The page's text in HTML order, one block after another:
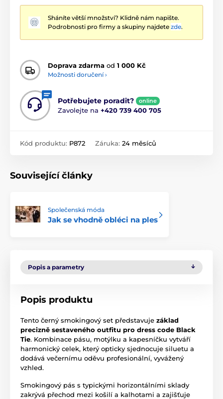
Sháníte větší množství? Klidně nám napište.
Podrobnosti pro firmy a skupiny najdete zde.
Doprava zdarma od 1 000 Kč
Možnosti doručení ›
Potřebujete poradit? online
Zavolejte na +420 739 400 705
Kód produktu: P872 Záruka: 24 měsíců
Související články
Společenská móda
Jak se vhodně obléci na ples
Popis a parametry
Popis produktu
Tento černý smokingový set představuje základ
precizně sestaveného outfitu pro dress code Black
Tie. Kombinace pásu, motýlku a kapesníčku vytváří
harmonický celek, který opticky sjednocuje siluetu a
dodává večernímu oděvu profesionální, vyvážený
vzhled.
Smokingový pás s typickými horizontálními sklady
zakrývá přechod mezi košilí a kalhotami a zajišťuje